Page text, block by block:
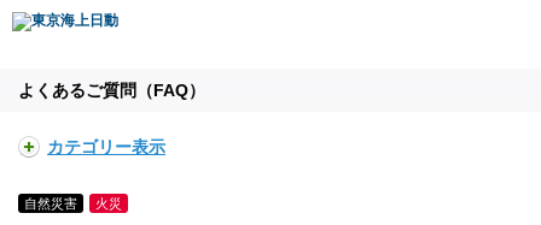
よくあるご質問（FAQ）
カテゴリー表示
自然災害 火災